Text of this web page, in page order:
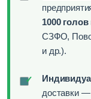
1000 голов
СЗФО,
и др.).
✓
доставки —